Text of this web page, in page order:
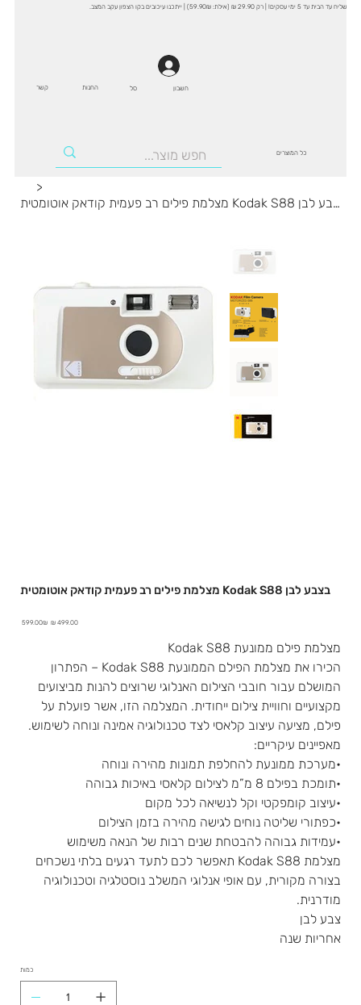
שליח עד הבית עד 5 ימי עסקים! | רק 29.90 ₪ (אילת: 59.90₪) | ייתכנו עיכובים בקו הצפון עקב המצב.
חשבון סל קשר החנות
כל המוצרים
>
מצלמת פילים רב פעמית קודאק אוטומטית Kodak S88 בצבע לבן
מצלמת פילים רב פעמית קודאק אוטומטית Kodak S88 בצבע לבן
מחיר
‏599.00 ‏₪ מחיר
‏499.00 ‏₪
מצלמת פילם ממונעת Kodak S88
הכירו את מצלמת הפילם הממונעת Kodak S88 – הפתרון
המושלם עבור חובבי הצילום האנלוגי שרוצים להנות מביצועים
מקצועיים וחוויית צילום ייחודית. המצלמה הזו, אשר פועלת על
פילם, מציעה עיצוב קלאסי לצד טכנולוגיה אמינה ונוחה לשימוש.
מאפיינים עיקריים:
•מערכת ממונעת להחלפת תמונות מהירה ונוחה
•תומכת בפילם 8 מ”מ לצילום קלאסי באיכות גבוהה
•עיצוב קומפקטי וקל לנשיאה לכל מקום
•כפתורי שליטה נוחים לגישה מהירה בזמן הצילום
•עמידות גבוהה להבטחת שנים רבות של הנאה משימוש
מצלמת Kodak S88 תאפשר לכם לתעד רגעים בלתי נשכחים
בצורה מקורית, עם אופי אנלוגי המשלב נוסטלגיה וטכנולוגיה
מודרנית.
צבע לבן
אחריות שנה
כמות